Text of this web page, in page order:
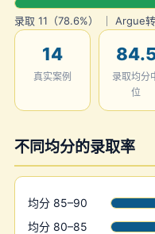
录取 11（78.6%） ｜ Argue
14
真实案例
录取均分
位
不同均分的录取率
均分 85–90
均分 80–85